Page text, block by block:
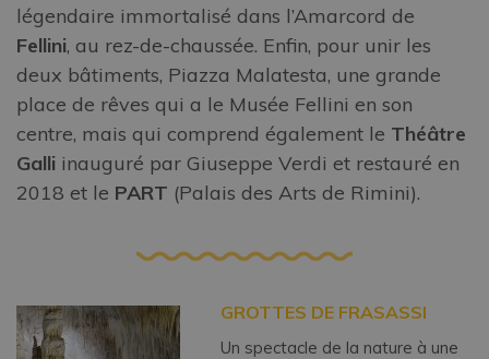
légendaire immortalisé dans l’Amarcord de
Fellini, au rez-de-chaussée. Enfin, pour unir les
deux bâtiments, Piazza Malatesta, une grande
place de rêves qui a le Musée Fellini en son
centre, mais qui comprend également le Théâtre
Galli inauguré par Giuseppe Verdi et restauré en
2018 et le PART (Palais des Arts de Rimini).
GROTTES DE FRASASSI
Un spectacle de la nature à une